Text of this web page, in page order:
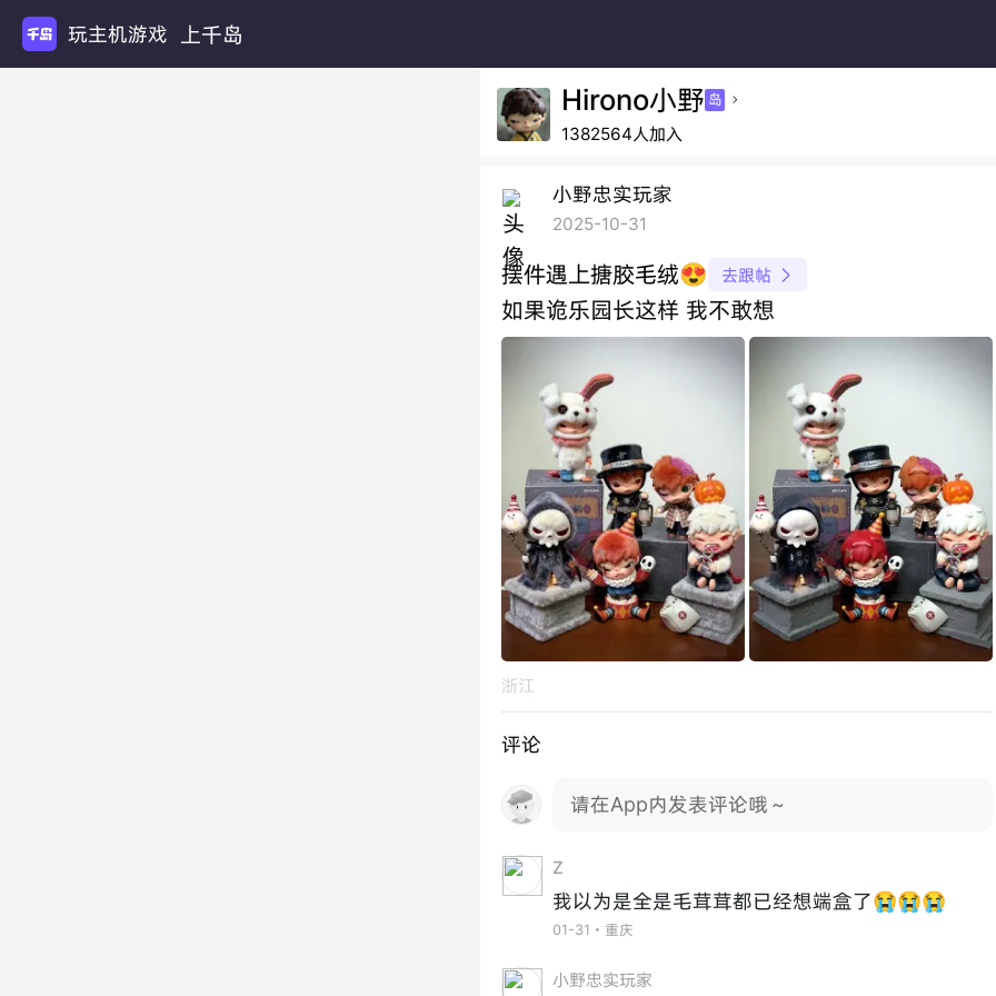
玩主机游戏 上千岛
Hirono小野 岛 
1382564人加入
小野忠实玩家
2025-10-31
摆件遇上搪胶毛绒😍 去跟帖 
如果诡乐园长这样 我不敢想
浙江
评论
请在App内发表评论哦～
Z
我以为是全是毛茸茸都已经想端盒了😭😭😭
01-31・重庆
小野忠实玩家